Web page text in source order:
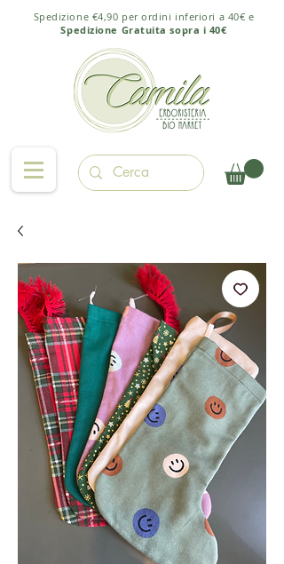
Spedizione €4,90 per ordini inferiori a 40€ e
Spedizione Gratuita sopra i 40€